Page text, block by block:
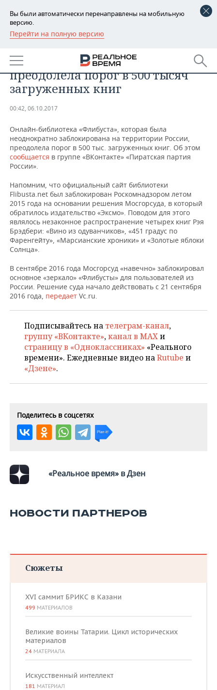
Вы были автоматически перенаправлены на мобильную
версию.
Перейти на полную версию
РЕГИОНЫ
БАШКОРТОСТАН
ТАТАРСТАН
НОВОСТИ
АНАЛИТИКА
КОРОЛИ ГОСЗАКАЗА ПФО
ВУЗЫ ТАТАРСТАНА
КОМУ ПРИНАДЛЕЖАТ
ТОРГОВЫЕ ЦЕНТРЫ
ТАТАРСТАНА
ФИНАНСЫ
БАНКИ
БЮДЖЕТ
ИНВЕСТИЦИИ
ПРОМЫШЛЕННОСТЬ
НОВОСТИ
ПРОМЫШЛЕННОСТИ
МАШИНОСТРОЕНИЕ
НЕФТЕХИМИЯ
НЕФТЬ
ОПК
ЭНЕРГЕТИКА
НЕДВИЖИМОСТЬ
НОВОСТИ НЕДВИЖИМОСТИ
АВТО
НОВОСТИ АВТО
БИЗНЕС
НОВОСТИ БИЗНЕСА
РОЗНИЧНАЯ ТОРГОВЛЯ
УСЛУГИ
ТЕХНОЛОГИИ
НОВОСТИ ТЕХНОЛОГИЙ
МЕДИА
ТЕЛЕКОММУНИКАЦИИ
МЕРОПРИЯТИЯ
ВЫЕЗДНАЯ РЕДАКЦИЯ
БИЗНЕС-БРАНЧИ
ONLINE-КОНФЕРЕНЦИИ
ОТКРЫТАЯ ЛЕКЦИЯ
НОВОСТИ СПОРТА
ФУТБОЛ
ХОККЕЙ
БАСКЕТБОЛ
ВОЛЕЙБОЛ
ФИГУРНОЕ КАТАНИЕ
ВОДНЫЕ ВИДЫ СПОРТА
ОБЩЕСТВО
НОВОСТИ ОБЩЕСТВА
ВЛАСТЬ
ИНФРАСТРУКТУРА
ИСТОРИЯ
МЕДИЦИНА
ОБРАЗОВАНИЕ
ФОТОГАЛЕРЕЯ
СЮЖЕТЫ
СПРАВОЧНИК
СПИСОК ПЕРСОН
ПОЛНАЯ ВЕРСИЯ
онлайн-библиотека «Флибуста»
преодолела порог в 500 тысяч
загруженных книг
00:42, 06.10.2017
Онлайн-библиотека «Флибуста», которая была
неоднократно заблокирована на территории России,
преодолела порог в 500 тыс. загруженных книг. Об этом
сообщается в группе «ВКонтакте» «Пиратская партия
России».
Напомним, что официальный сайт библиотеки
Flibusta.net был заблокирован Роскомнадзором летом
2015 года на основании решения Мосгорсуда, в который
обратилось издательство «Эксмо». Поводом для этого
являлось незаконное распространение четырех книг Рэя
Брэдбери: «Вино из одуванчиков», «451 градус по
Фаренгейту», «Марсианские хроники» и «Золотые яблоки
Солнца».
В сентябре 2016 года Мосгорсуд «навечно» заблокировал
основное «зеркало» «Флибусты» для пользователей из
России. Решение суда начало действовать с 21 сентября
2016 года, передает Vc.ru.
Подписывайтесь на телеграм-канал,
группу «ВКонтакте»,канал в MAXи
страницу в «Одноклассниках» «Реального
времени». Ежедневные видео наRutube и
«Дзене».
Поделитесь в соцсетях
«Реальное время» в Дзен
НОВОСТИ ПАРТНЕРОВ
Сюжеты
XVI саммит БРИКС в Казани
499 МАТЕРИАЛОВ
Великие воины Татарии. Цикл исторических
материалов
24 МАТЕРИАЛА
Искусственный интеллект
181 МАТЕРИАЛ